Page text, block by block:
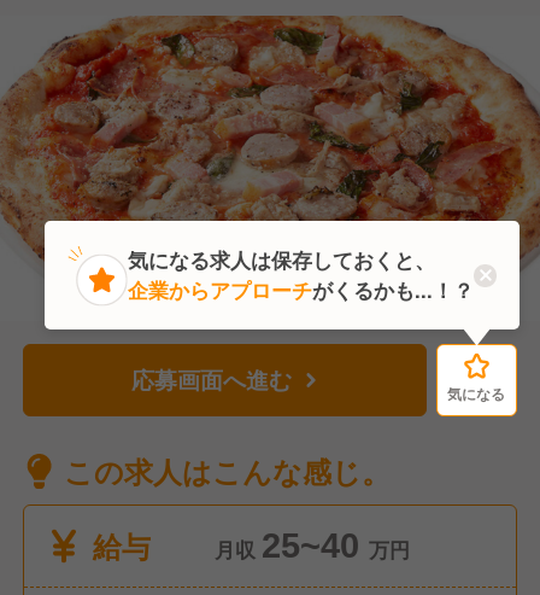
応募画面へ進む 気になる
この求人はこんな感じ。
給与
月収 25~40 万円
気になる
気になる求人は保存しておくと、
企業からアプローチがくるかも...！？